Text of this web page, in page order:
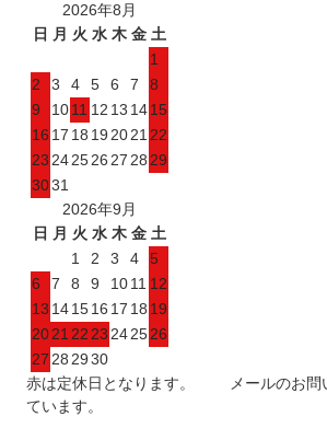
2026年8月
日 月 火 水 木 金 土
1
2
3 4 5 6 7
8
9
1011 12 13 1415
16 17 18 19202122
23242526272829
3031
2026年9月
日 月 火 水 木 金 土
1
2 3 4
5
6
7 8 9 1011 12
13 141516 17 18 19
20212223242526
27282930
赤は定休日となります。 メールのお問
ています。